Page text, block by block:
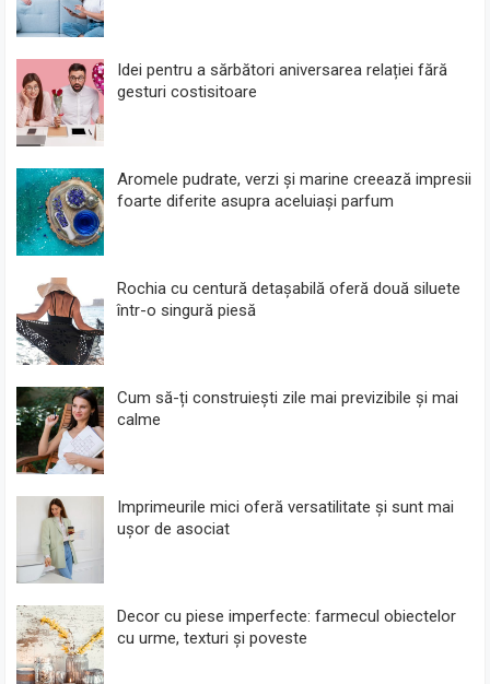
Idei pentru a sărbători aniversarea relației fără
gesturi costisitoare
Aromele pudrate, verzi și marine creează impresii
foarte diferite asupra aceluiași parfum
Rochia cu centură detașabilă oferă două siluete
într-o singură piesă
Cum să-ți construiești zile mai previzibile și mai
calme
Imprimeurile mici oferă versatilitate și sunt mai
ușor de asociat
Decor cu piese imperfecte: farmecul obiectelor
cu urme, texturi și poveste